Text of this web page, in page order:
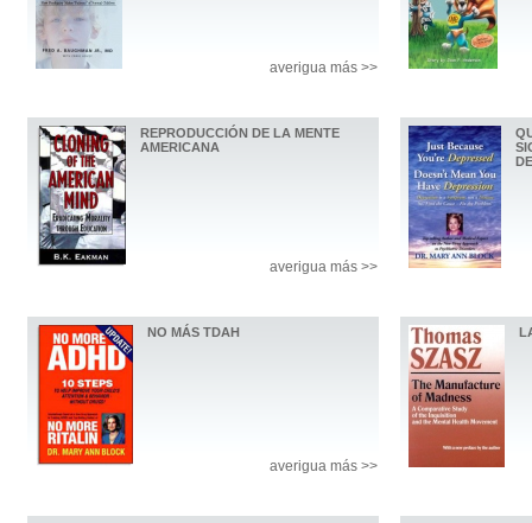
averigua más >>
REPRODUCCIÓN DE LA MENTE
AMERICANA
averigua más >>
NO MÁS TDAH
averigua más >>